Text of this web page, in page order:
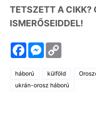
TETSZETT A CIKK?
ISMERŐSEIDDEL!
F
a
b
o
M
e
s
e
n
y
L
i
háború külföld
ukrán-orosz háború